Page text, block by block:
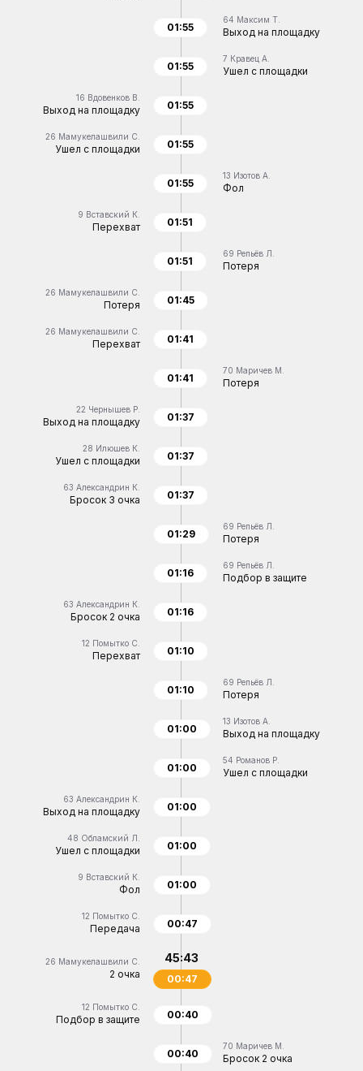
64 Максим Т.
Выход на площадку
01:55
7 Кравец А.
Ушел с площадки
01:55
16 Вдовенков В.
Выход на площадку 01:55
26 Мамукелашвили С.
Ушел с площадки 01:55
13 Изотов А.
Фол
01:55
9 Вставский К.
Перехват 01:51
69 Репьёв Л.
Потеря
01:51
26 Мамукелашвили С.
Потеря 01:45
26 Мамукелашвили С.
Перехват 01:41
70 Маричев М.
Потеря
01:41
22 Чернышев Р.
Выход на площадку 01:37
28 Илюшев К.
Ушел с площадки 01:37
63 Александрин К.
Бросок 3 очка 01:37
69 Репьёв Л.
Потеря
01:29
69 Репьёв Л.
Подбор в защите
01:16
63 Александрин К.
Бросок 2 очка 01:16
12 Помытко С.
Перехват 01:10
69 Репьёв Л.
Потеря
01:10
13 Изотов А.
Выход на площадку
01:00
54 Романов Р.
Ушел с площадки
01:00
63 Александрин К.
Выход на площадку 01:00
48 Обламский Л.
Ушел с площадки 01:00
9 Вставский К.
Фол 01:00
12 Помытко С.
Передача 00:47
26 Мамукелашвили С.
2 очка
45:43
00:47
12 Помытко С.
Подбор в защите 00:40
70 Маричев М.
Бросок 2 очка
00:40